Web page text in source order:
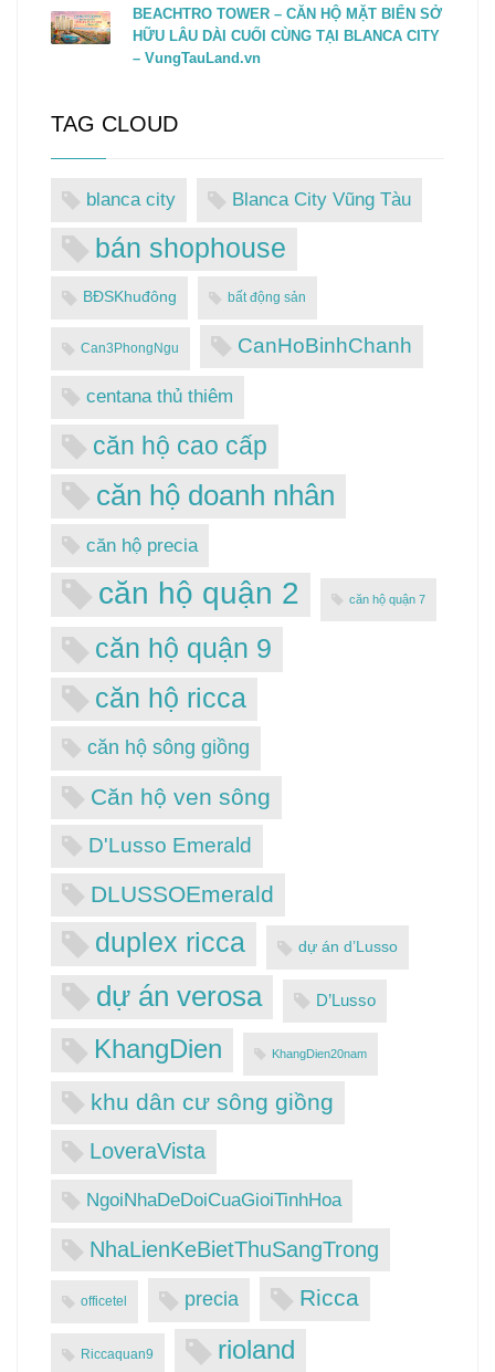
BEACHTRO TOWER – CĂN HỘ MẶT BIỂN SỞ
HỮU LÂU DÀI CUỐI CÙNG TẠI BLANCA CITY
– VungTauLand.vn
TAG CLOUD
blanca city Blanca City Vũng Tàu
bán shophouse
BĐSKhuđông bất động sản
Can3PhongNgu CanHoBinhChanh
centana thủ thiêm
căn hộ cao cấp
căn hộ doanh nhân
căn hộ precia
căn hộ quận 2 căn hộ quận 7
căn hộ quận 9
căn hộ ricca
căn hộ sông giồng
Căn hộ ven sông
D'Lusso Emerald
DLUSSOEmerald
duplex ricca dự án d’Lusso
dự án verosa D’Lusso
KhangDien KhangDien20nam
khu dân cư sông giồng
LoveraVista
NgoiNhaDeDoiCuaGioiTinhHoa
NhaLienKeBietThuSangTrong
officetel precia Ricca
Riccaquan9
rioland